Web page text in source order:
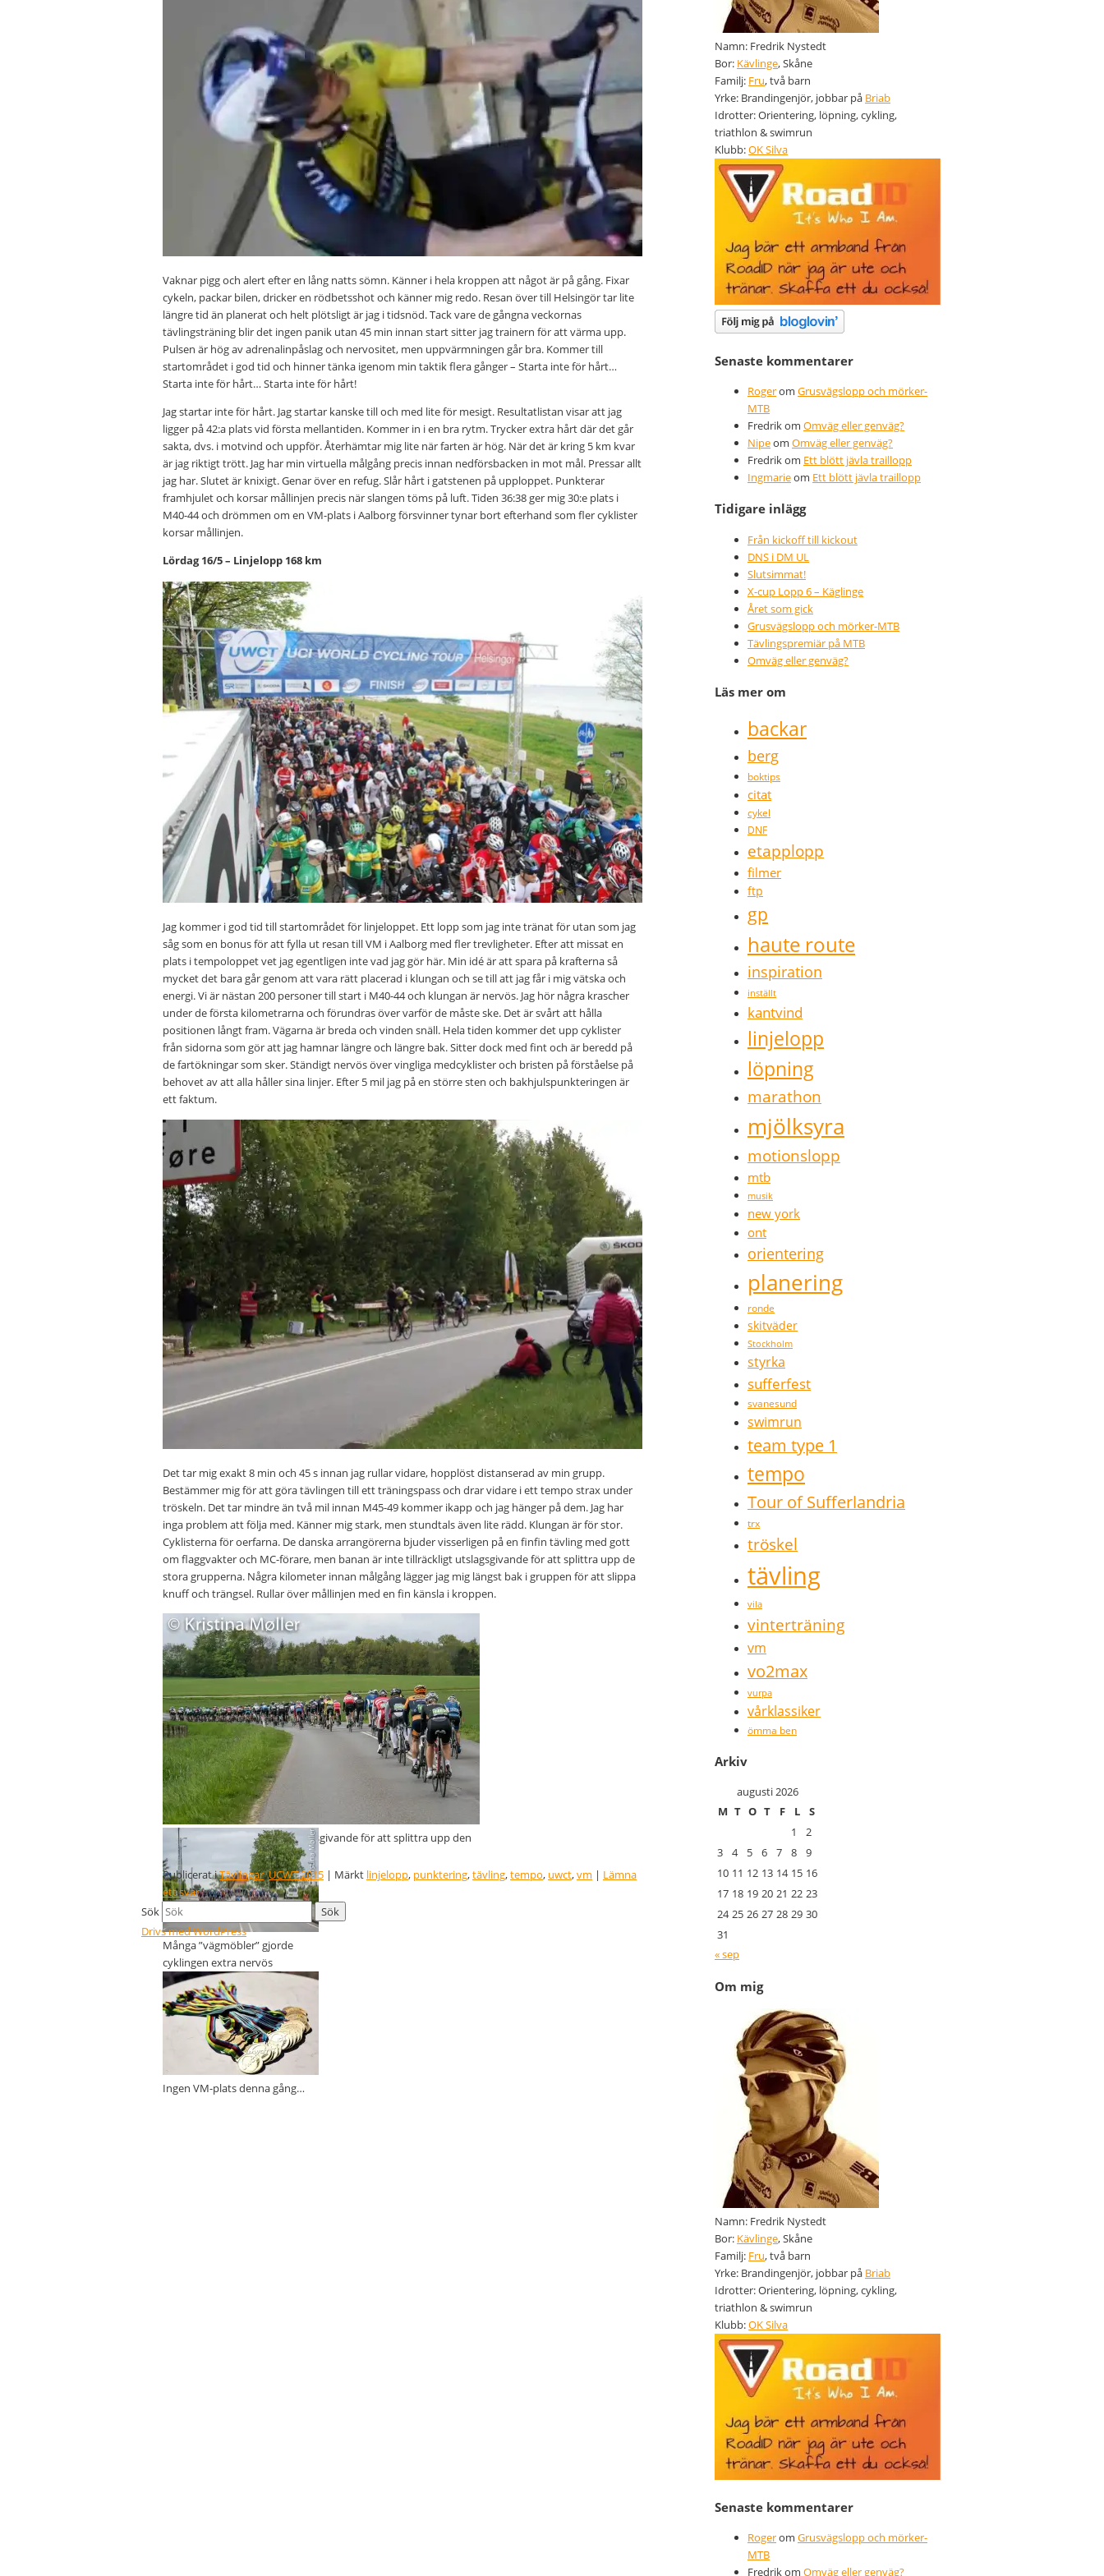
Vaknar pigg och alert efter en lång natts sömn. Känner i hela kroppen att något är på gång. Fixar
cykeln, packar bilen, dricker en rödbetsshot och känner mig redo. Resan över till Helsingör tar lite
längre tid än planerat och helt plötsligt är jag i tidsnöd. Tack vare de gångna veckornas
tävlingsträning blir det ingen panik utan 45 min innan start sitter jag trainern för att värma upp.
Pulsen är hög av adrenalinpåslag och nervositet, men uppvärmningen går bra. Kommer till
startområdet i god tid och hinner tänka igenom min taktik flera gånger – Starta inte för hårt…
Starta inte för hårt… Starta inte för hårt!
Jag startar inte för hårt. Jag startar kanske till och med lite för mesigt. Resultatlistan visar att jag
ligger på 42:a plats vid första mellantiden. Kommer in i en bra rytm. Trycker extra hårt där det går
sakta, dvs. i motvind och uppför. Återhämtar mig lite när farten är hög. När det är kring 5 km kvar
är jag riktigt trött. Jag har min virtuella målgång precis innan nedförsbacken in mot mål. Pressar allt
jag har. Slutet är knixigt. Genar över en refug. Slår hårt i gatstenen på upploppet. Punkterar
framhjulet och korsar mållinjen precis när slangen töms på luft. Tiden 36:38 ger mig 30:e plats i
M40-44 och drömmen om en VM-plats i Aalborg försvinner tynar bort efterhand som fler cyklister
korsar mållinjen.
Lördag 16/5 – Linjelopp 168 km
Jag kommer i god tid till startområdet för linjeloppet. Ett lopp som jag inte tränat för utan som jag
såg som en bonus för att fylla ut resan till VM i Aalborg med fler trevligheter. Efter att missat en
plats i tempoloppet vet jag egentligen inte vad jag gör här. Min idé är att spara på krafterna så
mycket det bara går genom att vara rätt placerad i klungan och se till att jag får i mig vätska och
energi. Vi är nästan 200 personer till start i M40-44 och klungan är nervös. Jag hör några krascher
under de första kilometrarna och förundras över varför de måste ske. Det är svårt att hålla
positionen långt fram. Vägarna är breda och vinden snäll. Hela tiden kommer det upp cyklister
från sidorna som gör att jag hamnar längre och längre bak. Sitter dock med fint och är beredd på
de fartökningar som sker. Ständigt nervös över vingliga medcyklister och bristen på förståelse på
behovet av att alla håller sina linjer. Efter 5 mil jag på en större sten och bakhjulspunkteringen är
ett faktum.
Det tar mig exakt 8 min och 45 s innan jag rullar vidare, hopplöst distanserad av min grupp.
Bestämmer mig för att göra tävlingen till ett träningspass och drar vidare i ett tempo strax under
tröskeln. Det tar mindre än två mil innan M45-49 kommer ikapp och jag hänger på dem. Jag har
inga problem att följa med. Känner mig stark, men stundtals även lite rädd. Klungan är för stor.
Cyklisterna för oerfarna. De danska arrangörerna bjuder visserligen på en finfin tävling med gott
om flaggvakter och MC-förare, men banan är inte tillräckligt utslagsgivande för att splittra upp de
stora grupperna. Några kilometer innan målgång lägger jag mig längst bak i gruppen för att slippa
knuff och trängsel. Rullar över mållinjen med en fin känsla i kroppen.
Banan var inte tillräckligt utslagsgivande för att splittra upp den
stora klungan
Många ”vägmöbler” gjorde
cyklingen extra nervös
Ingen VM-plats denna gång…
Publicerat iTävlingar,UCWT 2015 | Märkt linjelopp, punktering,tävling,tempo, uwct,vm | Lämna
ett svar
Namn: Fredrik Nystedt
Bor: Kävlinge, Skåne
Familj: Fru, två barn
Yrke: Brandingenjör, jobbar på Briab
Idrotter: Orientering, löpning, cykling,
triathlon & swimrun
Klubb:OK Silva
Senaste kommentarer
Rogerom Grusvägslopp och mörker-
MTB
Fredrikom Omväg eller genväg?
Nipeom Omväg eller genväg?
Fredrikom Ett blött jävla traillopp
Ingmarieom Ett blött jävla traillopp
Tidigare inlägg
Från kickoff till kickout
DNS i DM UL
Slutsimmat!
X-cup Lopp 6 – Käglinge
Året som gick
Grusvägslopp och mörker-MTB
Tävlingspremiär på MTB
Omväg eller genväg?
Läs mer om
backar
berg
boktips
citat
cykel
DNF
etapplopp
filmer
ftp
gp
haute route
inspiration
inställt
kantvind
linjelopp
löpning
marathon
mjölksyra
motionslopp
mtb
musik
new york
ont
orientering
planering
ronde
skitväder
Stockholm
styrka
sufferfest
svanesund
swimrun
team type 1
tempo
Tour of Sufferlandria
trx
tröskel
tävling
vila
vinterträning
vm
vo2max
vurpa
vårklassiker
ömma ben
Arkiv
augusti 2026
M T O T F L
S
1
2
3
4 5 6 7 8
9
10 11 12 13 14 15 16
17 18 19 20 21 22 23
24 25 26 27 28 29 30
31
« sep
Om mig
Namn: Fredrik Nystedt
Bor: Kävlinge, Skåne
Familj: Fru, två barn
Yrke: Brandingenjör, jobbar på Briab
Idrotter: Orientering, löpning, cykling,
triathlon & swimrun
Klubb:OK Silva
Senaste kommentarer
Rogerom Grusvägslopp och mörker-
MTB
Fredrikom Omväg eller genväg?
Sök
Drivs med WordPress